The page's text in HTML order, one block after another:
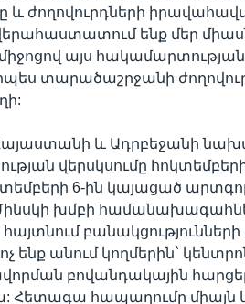
և ժողովուրդների
վերահաստատում ենք մեր
միջոցով այս
տարածաշրջանի
Հայաստանի և Ադրբեջանի
վերսկսումը
6-ին կայացած
խմբի
հայտնում
ենք անում կողմերին`
բովանդակային
Հետագա հապաղումը